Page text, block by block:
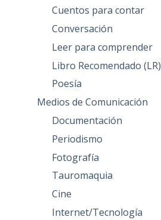
Cuentos para contar
Conversación
Leer para comprender
Libro Recomendado (LR)
Poesía
Medios de Comunicación
Documentación
Periodismo
Fotografía
Tauromaquia
Cine
Internet/Tecnología